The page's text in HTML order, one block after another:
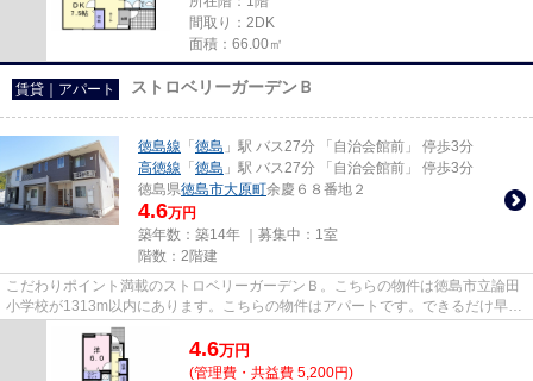
間取り：2DK
面積：66.00㎡
賃貸｜アパート ストロベリーガーデンＢ
徳島線 「 徳島 」駅 バス27分 「自治会館前」 停歩3分
高徳線 「 徳島 」駅 バス27分 「自治会館前」 停歩3分
徳島県徳島市大原町余慶６８番地２
4.6万円
築年数：築14年 ｜募集中： 1室
階数：2階建
こだわりポイント満載のストロベリーガーデンＢ。こちらの物件は徳島市立論田
小学校が1313m以内にあります。こちらの物件はアパートです。できるだけ早め
に不動産情報を集めたい方は当...
4.6万円
(管理費・共益費 5,200円)